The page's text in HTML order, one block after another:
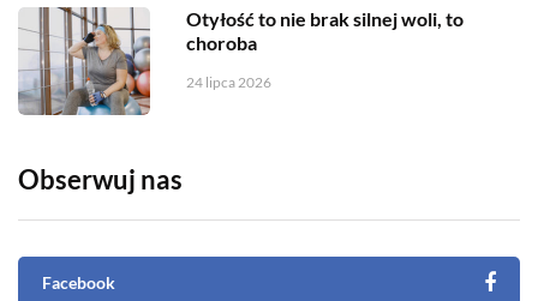
Otyłość to nie brak silnej woli, to
choroba
24 lipca 2026
Obserwuj nas
Facebook